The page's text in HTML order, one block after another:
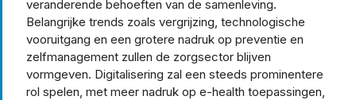
veranderende behoeften van de samenleving.
Belangrijke trends zoals vergrijzing, technologische
vooruitgang en een grotere nadruk op preventie en
zelfmanagement zullen de zorgsector blijven
vormgeven. Digitalisering zal een steeds prominentere
rol spelen, met meer nadruk op e-health toepassingen,